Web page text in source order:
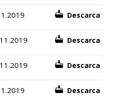
Descarca
Descarca
Descarca
Descarca